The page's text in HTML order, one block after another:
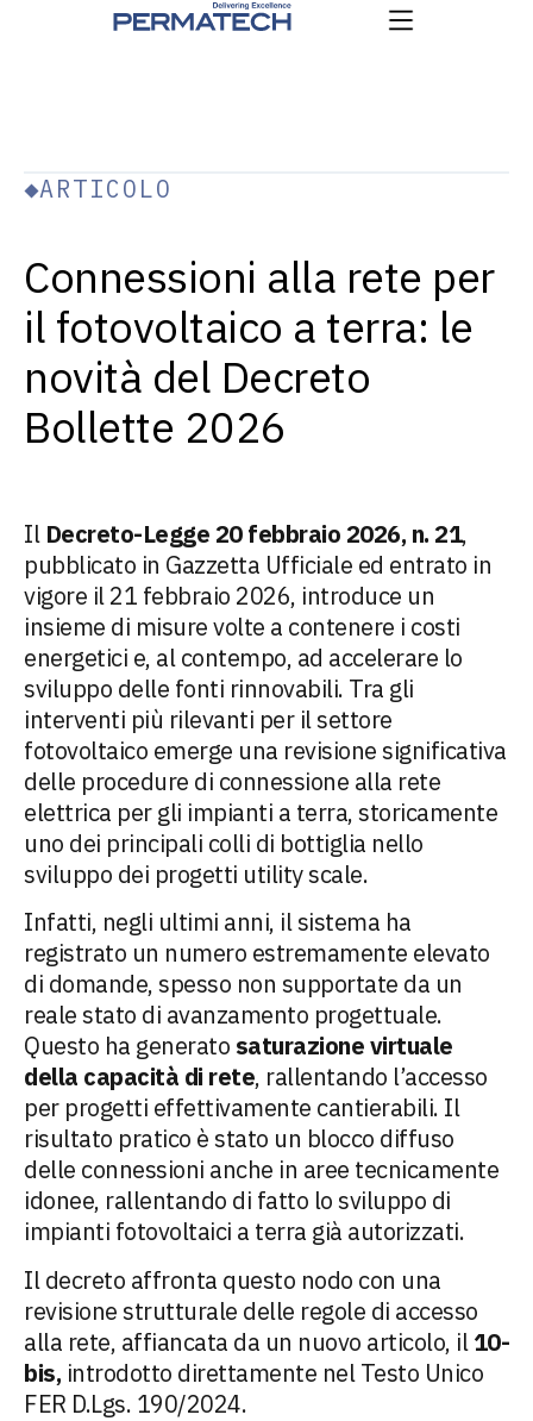
ARTICOLO
Connessioni alla rete per
il fotovoltaico a terra: le
novità del Decreto
Bollette 2026
Il Decreto-Legge 20 febbraio 2026, n. 21,
pubblicato in Gazzetta Ufficiale ed entrato in
vigore il 21 febbraio 2026, introduce un
insieme di misure volte a contenere i costi
energetici e, al contempo, ad accelerare lo
sviluppo delle fonti rinnovabili. Tra gli
interventi più rilevanti per il settore
fotovoltaico emerge una revisione significativa
delle procedure di connessione alla rete
elettrica per gli impianti a terra, storicamente
uno dei principali colli di bottiglia nello
sviluppo dei progetti utility scale.
Infatti, negli ultimi anni, il sistema ha
registrato un numero estremamente elevato
di domande, spesso non supportate da un
reale stato di avanzamento progettuale.
Questo ha generato saturazione virtuale
della capacità di rete, rallentando l’accesso
per progetti effettivamente cantierabili. Il
risultato pratico è stato un blocco diffuso
delle connessioni anche in aree tecnicamente
idonee, rallentando di fatto lo sviluppo di
impianti fotovoltaici a terra già autorizzati.
Il decreto affronta questo nodo con una
revisione strutturale delle regole di accesso
alla rete, affiancata da un nuovo articolo, il10-
bis, introdotto direttamente nel Testo Unico
FER D.Lgs. 190/2024.